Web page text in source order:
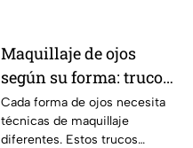
Maquillaje de ojos
según su forma: trucos
para realzar la mirada
Cada forma de ojos necesita
técnicas de maquillaje
diferentes. Estos trucos